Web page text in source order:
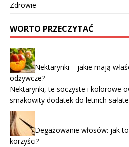
Zdrowie
WORTO PRZECZYTAĆ
Nektarynki – jakie mają
odżywcze?
Nektarynki, te soczyste i kolorowe
smakowity dodatek do letnich
Degażowanie włosów: jak
korzyści?